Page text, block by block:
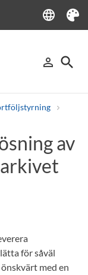
language
Language
Tema
person_outline
Logga in
search
Sök
Personal
av
för såväl
med en